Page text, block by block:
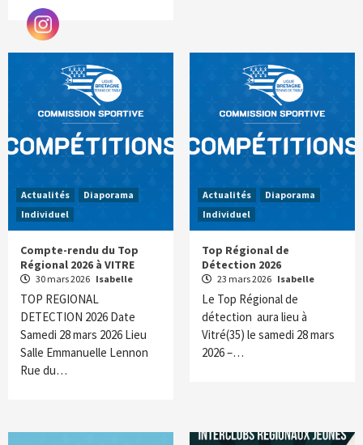
Actualités
Diaporama
Individuel
Compte-rendu du Top
Régional 2026 à VITRE
30 mars 2026 Isabelle
TOP REGIONAL
DETECTION 2026 Date
Samedi 28 mars 2026 Lieu
Salle Emmanuelle Lennon
Rue du…
Actualités
Diaporama
Individuel
Top Régional de
Détection 2026
23 mars 2026 Isabelle
Le Top Régional de
détection aura lieu à
Vitré(35) le samedi 28 mars
2026 –…